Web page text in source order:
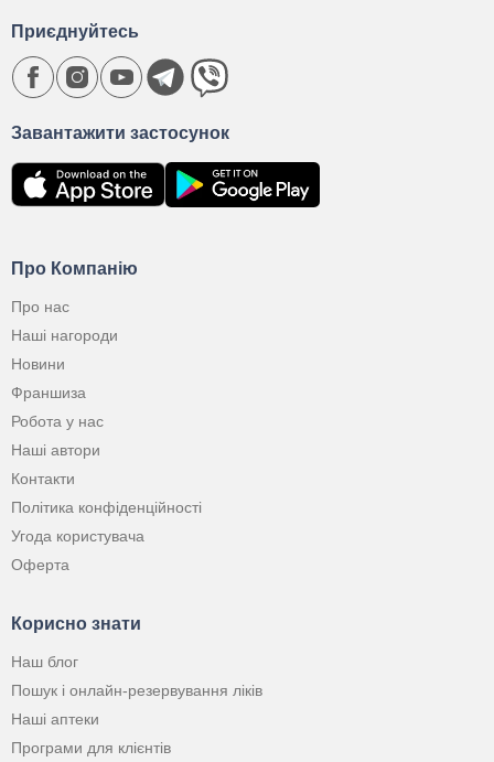
Про Компанію
Про нас
Наші нагороди
Новини
Франшиза
Робота у нас
Наші автори
Контакти
Політика конфіденційності
Угода користувача
Оферта
Корисно знати
Наш блог
Пошук і онлайн-резервування ліків
Наші аптеки
Програми для клієнтів
Завантажити застосунок
Приєднуйтесь